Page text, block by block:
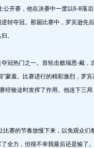
开赛，他在决赛中一度以6-8落后
转夺冠。那届比赛中，罗宾逊先
。
热门之一。首轮击败瑞恩-戴，
”蒙羞。比赛进行的精彩激烈，罗
经验这时发挥了作用。他连下三
赛的节奏放慢下来，以免观众们
全力，但很不幸我最后还是输了